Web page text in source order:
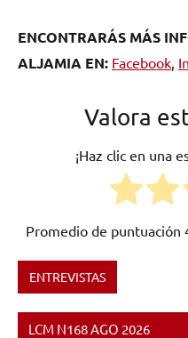
ENCONTRARÁS MÁS
ALJAMIA EN: Facebook
Valora
¡Haz clic en una
Promedio de puntuación
Etiquetado
España ,
ENTREVISTAS
LCM N168 AGO 2026